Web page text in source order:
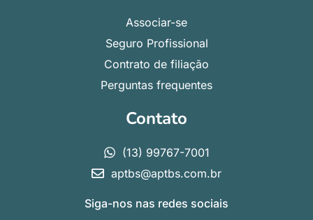
Associar-se
Seguro Profissional
Contrato de filiação
Perguntas frequentes
Contato
(13) 99767-7001
aptbs@aptbs.com.br
Siga-nos nas redes sociais